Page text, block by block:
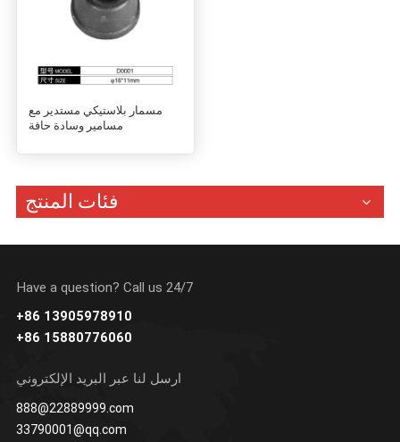
مسمار بلاستيكي مستدير مع
مسامير وسادة حافة
فئات المنتج
Have a question? Call us 24/7
+86 13905978910
+86 15880776060
ارسل لنا عبر البريد الإلكتروني
888@22889999.com
33790001@qq.com